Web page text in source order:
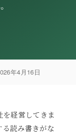
年4月16日
経営してきま
る読み書きがな